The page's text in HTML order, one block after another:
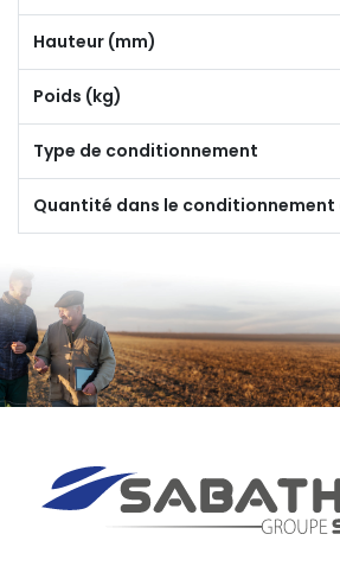
Hauteur (mm)
Poids (kg)
Type de conditionnement
Quantité dans le conditionnement